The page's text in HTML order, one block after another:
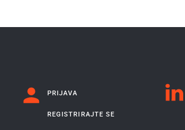
PRIJAVA
REGISTRIRAJTE SE